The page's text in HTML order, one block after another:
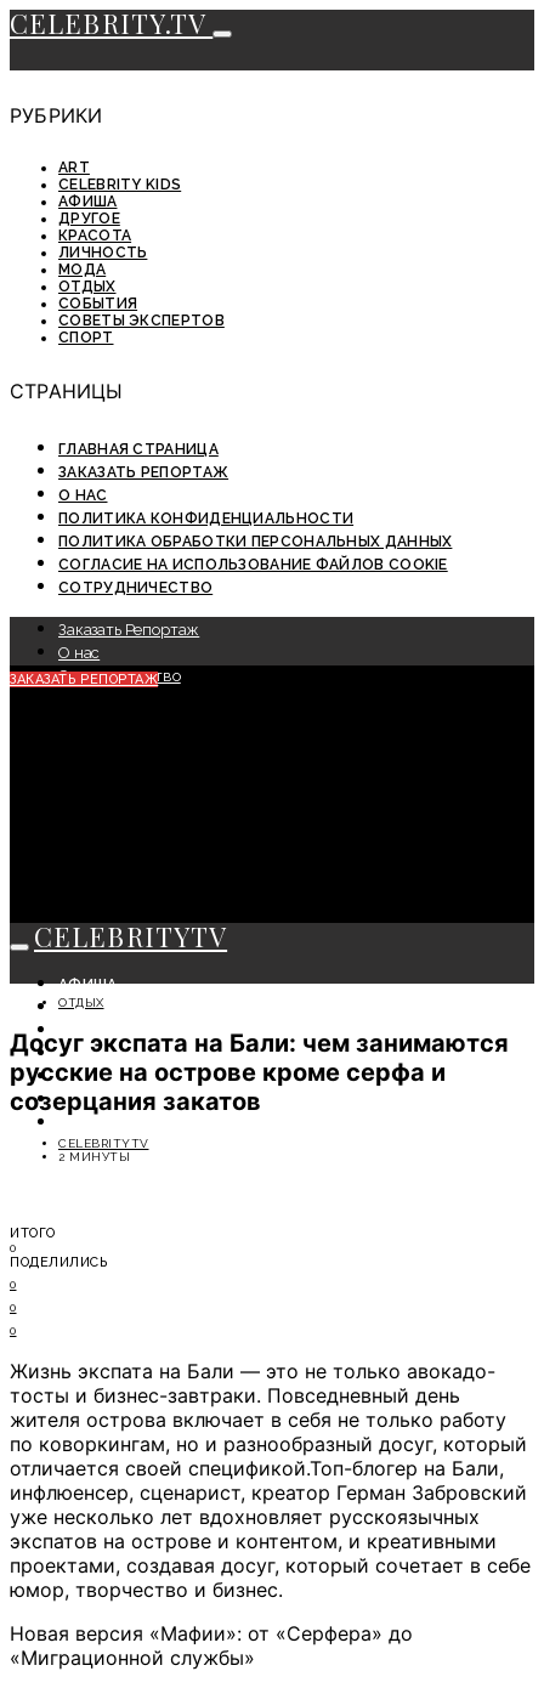
CELEBRITY.TV
РУБРИКИ
ART
CELEBRITY KIDS
АФИША
ДРУГОЕ
КРАСОТА
ЛИЧНОСТЬ
МОДА
ОТДЫХ
СОБЫТИЯ
СОВЕТЫ ЭКСПЕРТОВ
СПОРТ
СТРАНИЦЫ
ГЛАВНАЯ СТРАНИЦА
ЗАКАЗАТЬ РЕПОРТАЖ
О НАС
ПОЛИТИКА КОНФИДЕНЦИАЛЬНОСТИ
ПОЛИТИКА ОБРАБОТКИ ПЕРСОНАЛЬНЫХ ДАННЫХ
СОГЛАСИЕ НА ИСПОЛЬЗОВАНИЕ ФАЙЛОВ COOKIE
СОТРУДНИЧЕСТВО
Заказать Репортаж
О нас
Сотрудничество
ЗАКАЗАТЬ РЕПОРТАЖ
CELEBRITYTV
АФИША
СОБЫТИЯ
МОДА
ЛИЧНОСТЬ
ОТДЫХ
ОТДЫХ
Досуг экспата на Бали: чем занимаются
русские на острове кроме серфа и
созерцания закатов
CELEBRITYTV
2 МИНУТЫ
ИТОГО
0
ПОДЕЛИЛИСЬ
0
0
0
Жизнь экспата на Бали — это не только авокадо-
тосты и бизнес-завтраки. Повседневный день
жителя острова включает в себя не только работу
по коворкингам, но и разнообразный досуг, который
отличается своей спецификой.Топ-блогер на Бали,
инфлюенсер, сценарист, креатор Герман Забровский
уже несколько лет вдохновляет русскоязычных
экспатов на острове и контентом, и креативными
проектами, создавая досуг, который сочетает в себе
юмор, творчество и бизнес.
Новая версия «Мафии»: от «Серфера» до
«Миграционной службы»